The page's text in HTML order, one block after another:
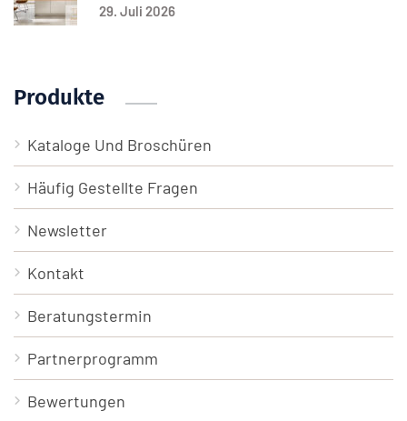
29. Juli 2026
Produkte
Kataloge Und Broschüren
Häufig Gestellte Fragen
Newsletter
Kontakt
Beratungstermin
Partnerprogramm
Bewertungen